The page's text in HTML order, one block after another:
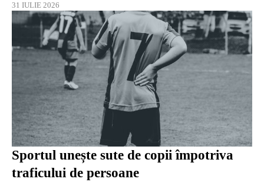
31 IULIE 2026
Sportul unește sute de copii împotriva
traficului de persoane